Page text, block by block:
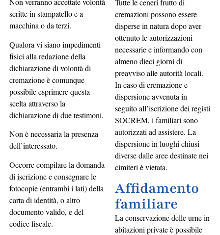
scritte in stampatello e a
macchina o da terzi.
Qualora vi siano impedimenti
fisici alla redazione della
dichiarazione di volontà di
cremazione è comunque
possibile esprimere questa
scelta attraverso la
dichiarazione di due testimoni.
Non è necessaria la presenza
dell’interessato.
Occorre compilare la domanda
di iscrizione e consegnare le
fotocopie (entrambi i lati) della
carta di identità, o altro
documento valido, e del
codice fiscale.
Tutte le ceneri frutto di
cremazioni possono essere
disperse in natura dopo aver
ottenuto le autorizzazioni
necessarie e informando con
almeno dieci giorni di
preavviso alle autorità locali.
In caso di cremazione e
dispersione avvenuta in
seguito all’iscrizione dei registi
SOCREM, i familiari sono
autorizzati ad assistere. La
dispersione in luoghi chiusi
diverse dalle aree destinate nei
cimiteri è vietata.
Affidamento
familiare
La conservazione delle urne in
abitazioni private è possibile